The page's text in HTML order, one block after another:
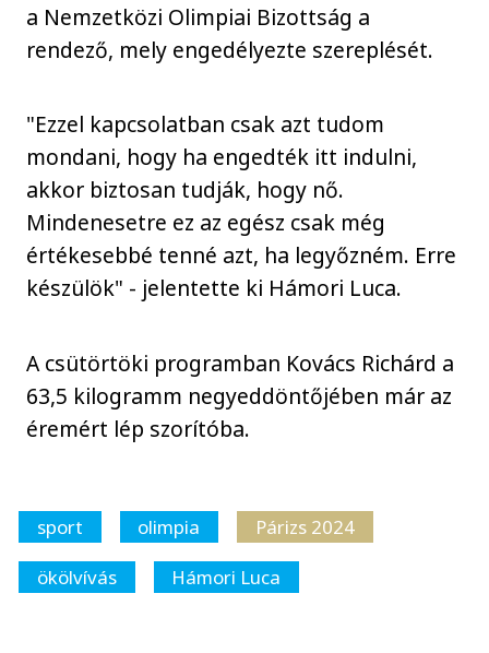
a Nemzetközi Olimpiai Bizottság a
rendező, mely engedélyezte szereplését.
"Ezzel kapcsolatban csak azt tudom
mondani, hogy ha engedték itt indulni,
akkor biztosan tudják, hogy nő.
Mindenesetre ez az egész csak még
értékesebbé tenné azt, ha legyőzném. Erre
készülök" - jelentette ki Hámori Luca.
A csütörtöki programban Kovács Richárd a
63,5 kilogramm negyeddöntőjében már az
éremért lép szorítóba.
sport olimpia
Párizs 2024
ökölvívás
Hámori Luca